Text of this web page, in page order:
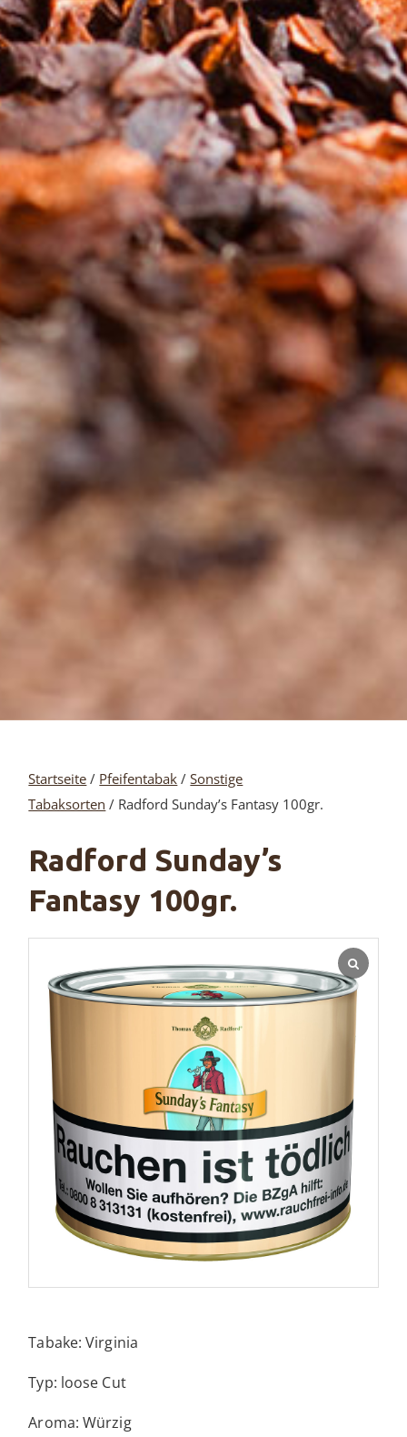
Startseite / Pfeifentabak /Sonstige
Tabaksorten / Radford Sunday’s Fantasy 100gr.
Radford Sunday’s
Fantasy 100gr.
Tabake: Virginia
Typ: loose Cut
Aroma: Würzig